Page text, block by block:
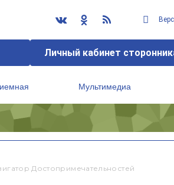
Личный кабинет
Мультимедиа
Достопримечательностей